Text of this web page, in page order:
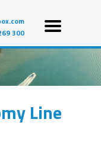
300
Line